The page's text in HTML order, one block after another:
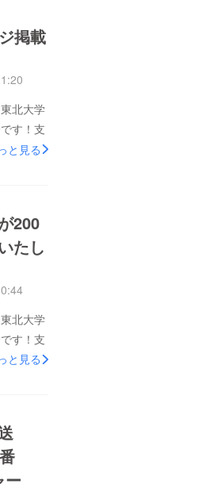
掲載
北大学
す！支
円
プペー
クトが
ます！
載を
と願っ
ひご確
と見る
200
たし
北大学
す！支
名を突
から再
本プロ
される
と見る